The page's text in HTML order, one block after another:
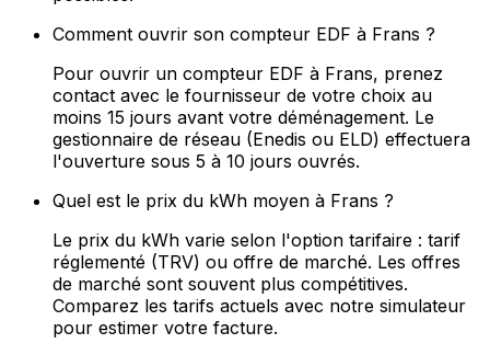
Comment ouvrir son compteur EDF à Frans ?
Pour ouvrir un compteur EDF à Frans, prenez
contact avec le fournisseur de votre choix au
moins 15 jours avant votre déménagement. Le
gestionnaire de réseau (Enedis ou ELD) effectuera
l'ouverture sous 5 à 10 jours ouvrés.
Quel est le prix du kWh moyen à Frans ?
Le prix du kWh varie selon l'option tarifaire : tarif
réglementé (TRV) ou offre de marché. Les offres
de marché sont souvent plus compétitives.
Comparez les tarifs actuels avec notre simulateur
pour estimer votre facture.